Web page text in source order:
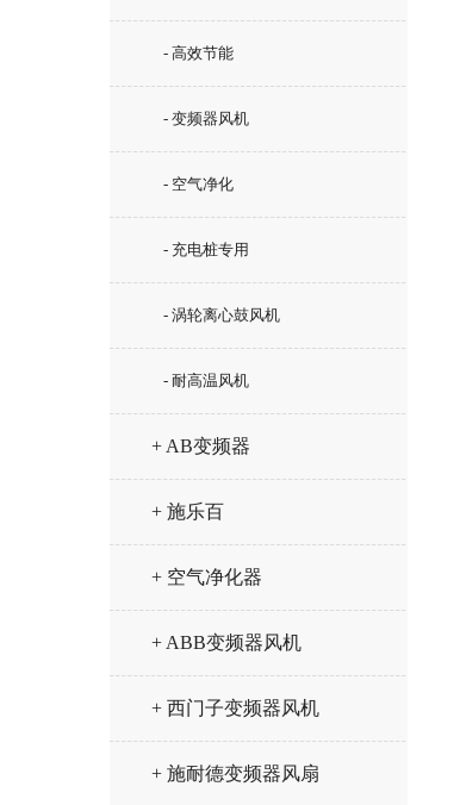
- 高效节能
- 变频器风机
- 空气净化
- 充电桩专用
- 涡轮离心鼓风机
- 耐高温风机
+ AB变频器
+ 施乐百
+ 空气净化器
+ ABB变频器风机
+ 西门子变频器风机
+ 施耐德变频器风扇